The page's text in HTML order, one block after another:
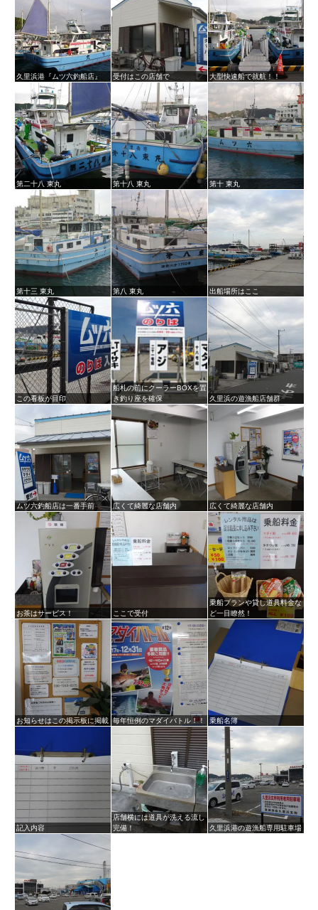
久里浜港『ムツ六釣船店』 受付はこの店舗で 大型快速船で就航！！
第二十八 東丸 第十八 東丸 第十 東丸
第十三 東丸 第八 東丸 出船場所はここ
この看板が目印
船札の前にクーラーBOXを置
き釣り座を確保
久里浜の遊漁船店舗群
ムツ六釣船店は一番手前 広くて綺麗な店舗内 広くて綺麗な店舗内
お茶はサービス！ ここで受付
乗船プランや貸し道具料金な
ど一目瞭然！
お知らせはこの掲示板に掲載 毎年恒例のマダイバトル！！ 乗船名簿
記入内容
店舗横には道具が洗える流し
完備！
久里浜港の遊漁船専用駐車場